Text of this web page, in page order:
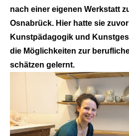
nach einer eigenen Werkstatt
Osnabrück. Hier hatte sie
Kunstpädagogik und
die Möglichkeiten zur
schätzen gelernt.